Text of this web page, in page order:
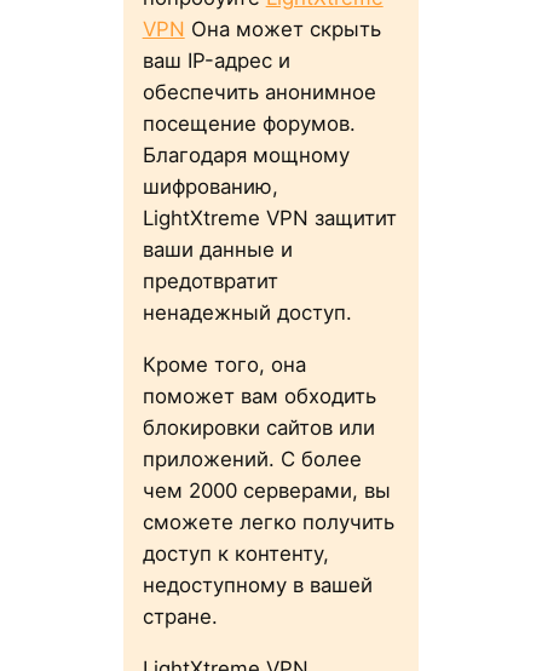
VPN Она может скрыть
ваш IP-адрес и
обеспечить анонимное
посещение форумов.
Благодаря мощному
шифрованию,
LightXtreme VPN защитит
ваши данные и
предотвратит
ненадежный доступ.
Кроме того, она
поможет вам обходить
блокировки сайтов или
приложений. С более
чем 2000 серверами, вы
сможете легко получить
доступ к контенту,
недоступному в вашей
стране.